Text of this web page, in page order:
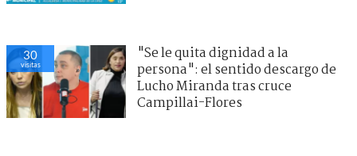
30
visitas
"Se le quita dignidad a la
persona": el sentido descargo de
Lucho Miranda tras cruce
Campillai-Flores